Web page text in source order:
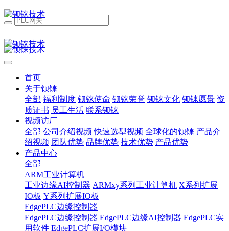
首页
关于钡铼
全部 福利制度 钡铼使命 钡铼荣誉 钡铼文化 钡铼愿景 资
质证书 员工生活 联系钡铼
视频访厂
全部 公司介绍视频 快速选型视频 全球化的钡铼 产品介
绍视频 团队优势 品牌优势 技术优势 产品优势
产品中心
全部
ARM工业计算机
工业边缘AI控制器 ARMxy系列工业计算机 X系列扩展
IO板 Y系列扩展IO板
EdgePLC边缘控制器
EdgePLC边缘控制器 EdgePLC边缘AI控制器 EdgePLC实
用软件 EdgePLC扩展I/O模块